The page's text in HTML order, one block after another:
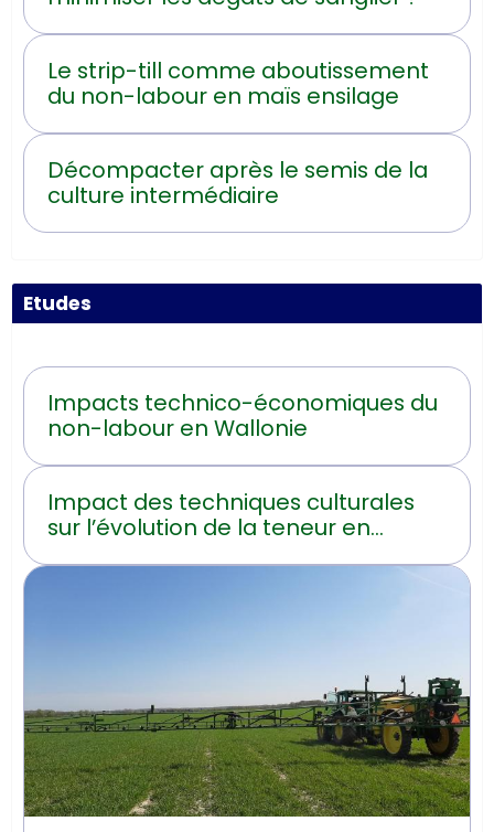
Le strip-till comme aboutissement
du non-labour en maïs ensilage
Décompacter après le semis de la
culture intermédiaire
Etudes
Impacts technico-économiques du
non-labour en Wallonie
Impact des techniques culturales
sur l’évolution de la teneur en